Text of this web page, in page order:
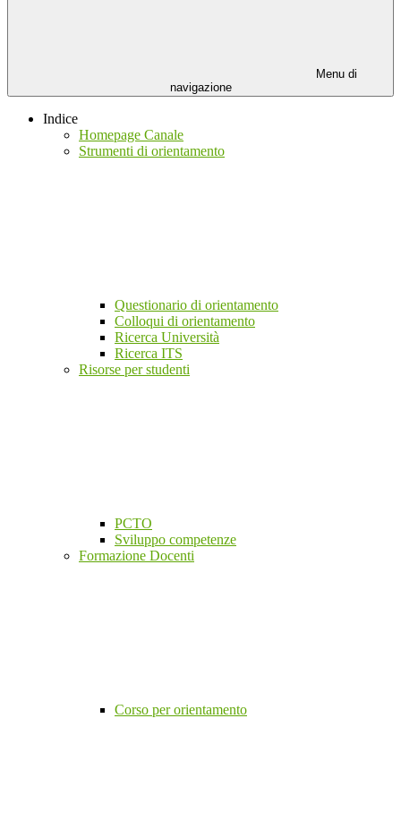
Menu di
navigazione
Indice
Homepage Canale
Strumenti di orientamento
Questionario di orientamento
Colloqui di orientamento
Ricerca Università
Ricerca ITS
Risorse per studenti
PCTO
Sviluppo competenze
Formazione Docenti
Corso per orientamento